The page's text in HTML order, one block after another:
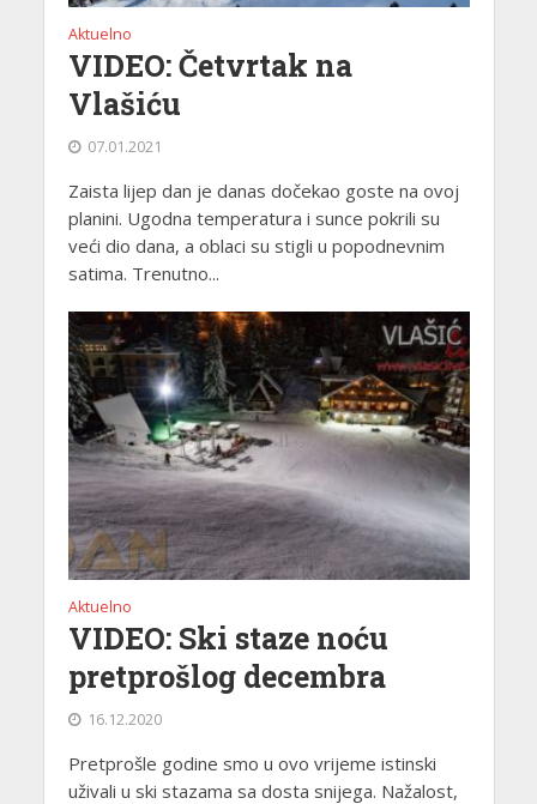
Aktuelno
VIDEO: Četvrtak na
Vlašiću
07.01.2021
Zaista lijep dan je danas dočekao goste na ovoj
planini. Ugodna temperatura i sunce pokrili su
veći dio dana, a oblaci su stigli u popodnevnim
satima. Trenutno...
Aktuelno
VIDEO: Ski staze noću
pretprošlog decembra
16.12.2020
Pretprošle godine smo u ovo vrijeme istinski
uživali u ski stazama sa dosta snijega. Nažalost,